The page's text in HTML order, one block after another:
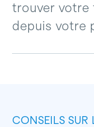
trouver votre
depuis votre
CONSEILS SUR